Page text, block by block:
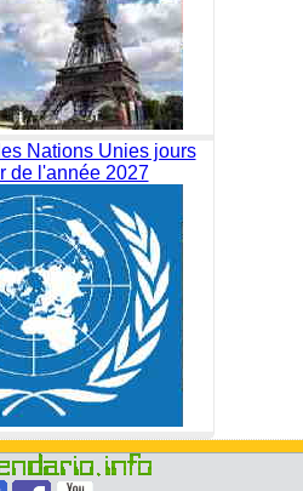
Nations Unies jours
de l'année 2027